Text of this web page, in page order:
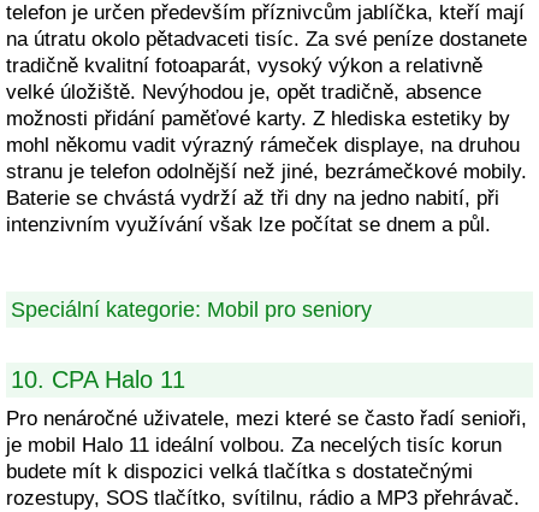
telefon je určen především příznivcům jablíčka, kteří mají
na útratu okolo pětadvaceti tisíc. Za své peníze dostanete
tradičně kvalitní fotoaparát, vysoký výkon a relativně
velké úložiště. Nevýhodou je, opět tradičně, absence
možnosti přidání paměťové karty. Z hlediska estetiky by
mohl někomu vadit výrazný rámeček displaye, na druhou
stranu je telefon odolnější než jiné, bezrámečkové mobily.
Baterie se chvástá vydrží až tři dny na jedno nabití, při
intenzivním využívání však lze počítat se dnem a půl.
Speciální kategorie: Mobil pro seniory
10. CPA Halo 11
Pro nenáročné uživatele, mezi které se často řadí senioři,
je mobil Halo 11 ideální volbou. Za necelých tisíc korun
budete mít k dispozici velká tlačítka s dostatečnými
rozestupy, SOS tlačítko, svítilnu, rádio a MP3 přehrávač.